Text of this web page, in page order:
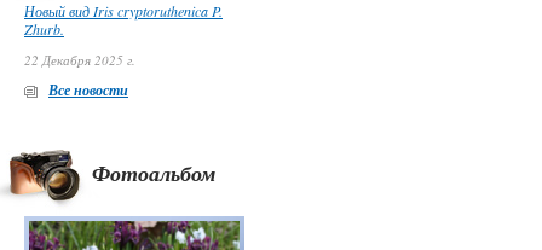
Новый вид Iris cryptoruthenica P.
Zhurb.
22 Декабря 2025 г.
Все новости
Фотоальбом